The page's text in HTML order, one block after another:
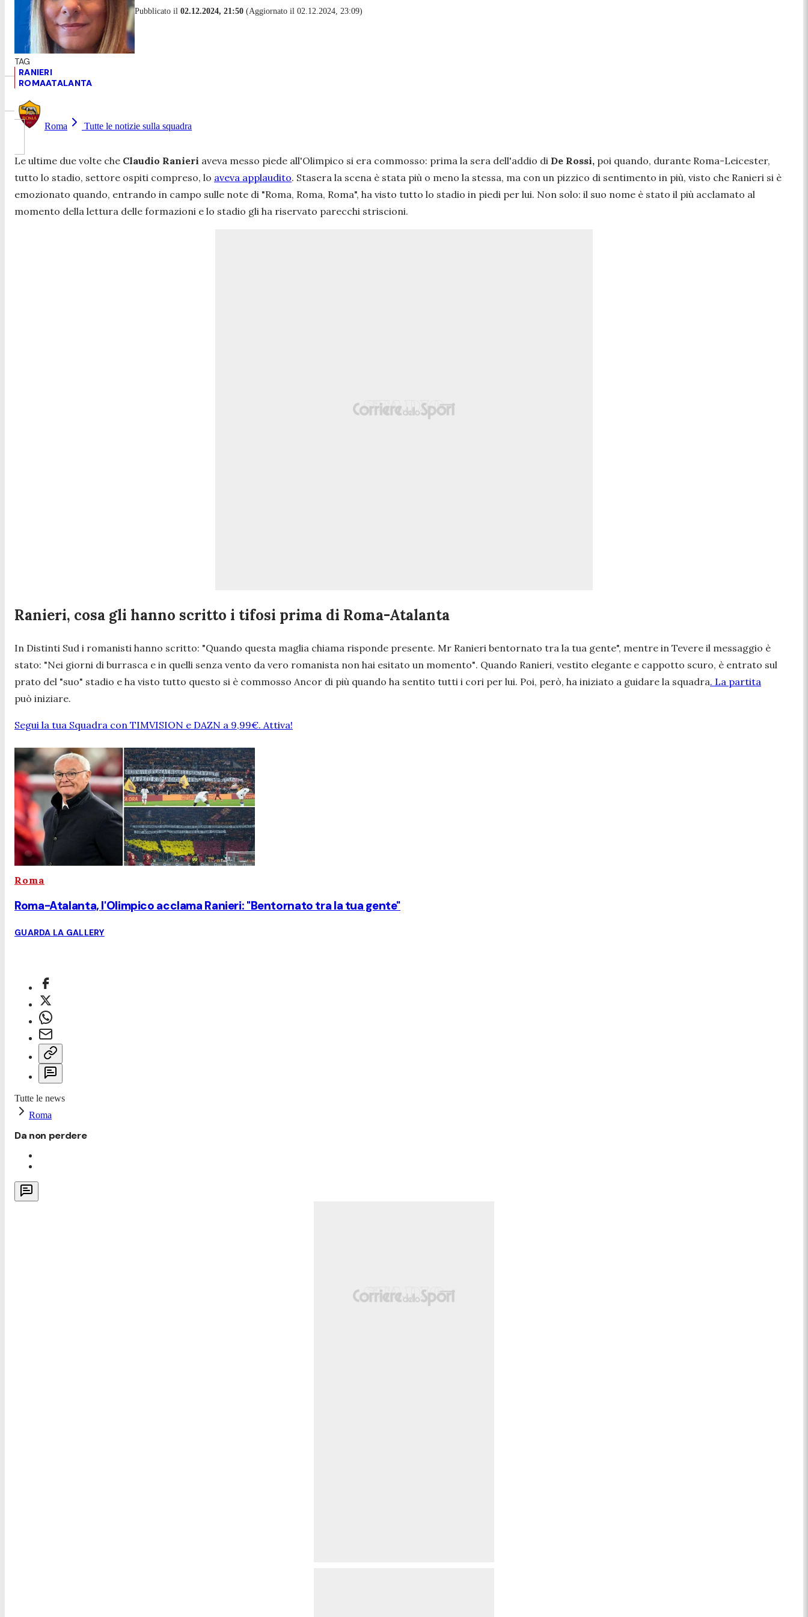
Pubblicato il 02.12.2024, 21:50 (Aggiornato il 02.12.2024, 23:09)
RANIERI
ROMAATALANTA
Roma Tutte le notizie sulla squadra
Le ultime due volte che Claudio Ranieri aveva messo piede all'Olimpico si era commosso: prima la sera dell'addio di De Rossi, poi quando, durante Roma-Leicester,
tutto lo stadio, settore ospiti compreso, lo aveva applaudito. Stasera la scena è stata più o meno la stessa, ma con un pizzico di sentimento in più, visto che Ranieri si è
emozionato quando, entrando in campo sulle note di "Roma, Roma, Roma", ha visto tutto lo stadio in piedi per lui. Non solo: il suo nome è stato il più acclamato al
momento della lettura delle formazioni e lo stadio gli ha riservato parecchi striscioni.
Ranieri, cosa gli hanno scritto i tifosi prima di Roma-Atalanta
In Distinti Sud i romanisti hanno scritto: "Quando questa maglia chiama risponde presente. Mr Ranieri bentornato tra la tua gente", mentre in Tevere il messaggio è
stato: "Nei giorni di burrasca e in quelli senza vento da vero romanista non hai esitato un momento". Quando Ranieri, vestito elegante e cappotto scuro, è entrato sul
prato del "suo" stadio e ha visto tutto questo si è commosso Ancor di più quando ha sentito tutti i cori per lui. Poi, però, ha iniziato a guidare la squadra. La partita
può iniziare.
Segui la tua Squadra con TIMVISION e DAZN a 9,99€. Attiva!
Roma
Roma-Atalanta, l'Olimpico acclama Ranieri: "Bentornato tra la tua gente"
GUARDA LA GALLERY
Tutte le news
Roma
Da non perdere